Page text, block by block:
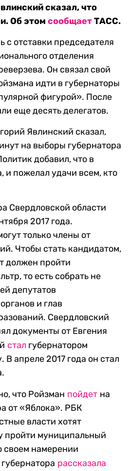
сказал, что
Об этом сообщаетТАСС.
с отставки председателя
отделения
Он связал свой
идти в губернаторы
фигурой». После
еще десять делегатов.
Явлинский сказал,
на выборы губернатора
добавил, что в
и пожелал удачи всем, кто
Свердловской области
2017 года.
только члены от
Чтобы стать кандидатом,
должен пройти
то есть собрать не
депутатов
и глав
Свердловский
документы от Евгения
стал губернатором
В апреле 2017 года он стал
что Ройзман пойдет на
от «Яблока». РБК
власти хотят
пройти муниципальный
своем намерении
рассказала